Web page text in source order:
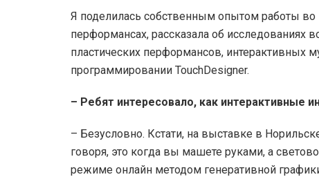
Я поделилась собственным опытом работы во
перформансах, рассказала об исследованиях
пластических перформансов, интерактивных
программировании TouchDesigner.
– Ребят интересовало, как интерактивные
– Безусловно. Кстати, на выставке в
говоря, это когда вы машете руками, а
режиме онлайн методом генеративной